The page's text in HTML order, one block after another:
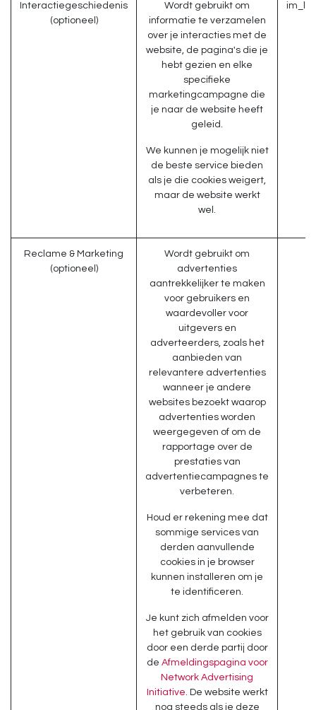
Interactiegeschiedenis
(optioneel)
Wordt gebruikt om
informatie te verzamelen
over je interacties met de
website, de pagina's die je
hebt gezien en elke
specifieke
marketingcampagne die
je naar de website heeft
geleid.
We kunnen je mogelijk niet
de beste service bieden
als je die cookies weigert,
maar de website werkt
wel.
Reclame & Marketing
(optioneel)
Wordt gebruikt om
advertenties
aantrekkelijker te maken
voor gebruikers en
waardevoller voor
uitgevers en
adverteerders, zoals het
aanbieden van
relevantere advertenties
wanneer je andere
websites bezoekt waarop
advertenties worden
weergegeven of om de
rapportage over de
prestaties van
advertentiecampagnes te
verbeteren.
Houd er rekening mee dat
sommige services van
derden aanvullende
cookies in je browser
kunnen installeren om je
te identificeren.
Je kunt zich afmelden voor
het gebruik van cookies
door een derde partij door
de Afmeldingspagina voor
Network Advertising
Initiative. De website werkt
nog steeds als je deze